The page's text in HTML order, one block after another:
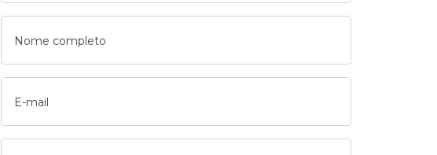
Nome completo
E-mail